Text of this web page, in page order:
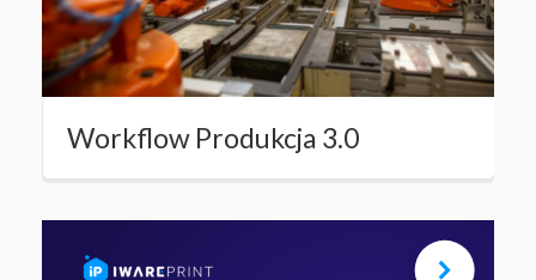
Workflow Produkcja 3.0